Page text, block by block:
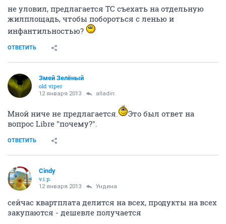
не уловил, предлагается ТС съехать на отдельную
жилплощадь, чтобы побороться с ленью и
инфантильностью?
ОТВЕТИТЬ
Змей Зелёный
old viper
12 января 2013 alladin
Мной ниче не предлагается.
Это был ответ на
вопрос Libre "почему?".
ОТВЕТИТЬ
Cindy
v.i.p.
12 января 2013 Ундинa
сейчас квартплата делится на всех, продукты на всех
закупаются - дешевле получается